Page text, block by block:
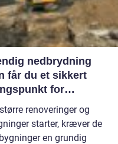
nedbrydning
får du et sikkert
for
renoveringer og
starter, kræver de
en grundig